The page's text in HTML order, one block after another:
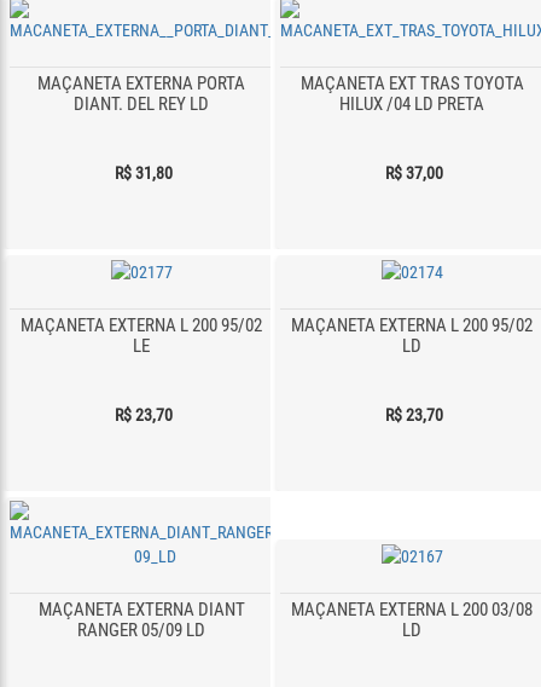
MAÇANETA EXTERNA PORTA
DIANT. DEL REY LD
R$ 31,80
MAÇANETA EXT TRAS TOYOTA
HILUX /04 LD PRETA
R$ 37,00
MAÇANETA EXTERNA L 200 95/02
LE
R$ 23,70
MAÇANETA EXTERNA L 200 95/02
LD
R$ 23,70
MAÇANETA EXTERNA DIANT
RANGER 05/09 LD
MAÇANETA EXTERNA L 200 03/08
LD